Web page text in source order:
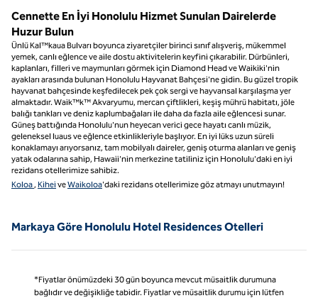
Cennette En İyi Honolulu Hizmet Sunulan Dairelerde
Huzur Bulun
Ünlü Kal™kaua Bulvarı boyunca ziyaretçiler birinci sınıf alışveriş, mükemmel
yemek, canlı eğlence ve aile dostu aktivitelerin keyfini çıkarabilir. Dürbünleri,
kaplanları, filleri ve maymunları görmek için Diamond Head ve Waikiki'nin
ayakları arasında bulunan Honolulu Hayvanat Bahçesi'ne gidin. Bu güzel tropik
hayvanat bahçesinde keşfedilecek pek çok sergi ve hayvansal karşılaşma yer
almaktadır. Waik™k™ Akvaryumu, mercan çiftlikleri, keşiş mührü habitatı, jöle
balığı tankları ve deniz kaplumbağaları ile daha da fazla aile eğlencesi sunar.
Güneş battığında Honolulu'nun heyecan verici gece hayatı canlı müzik,
geleneksel luaus ve eğlence etkinlikleriyle başlıyor. En iyi lüks uzun süreli
konaklamayı arıyorsanız, tam mobilyalı daireler, geniş oturma alanları ve geniş
yatak odalarına sahip, Hawaii'nin merkezine tatiliniz için Honolulu'daki en iyi
rezidans otellerimize sahibiz.
Koloa, KiheiveWaikoloa'daki rezidans otellerimize göz atmayı unutmayın!
Markaya Göre Honolulu Hotel Residences Otelleri
*Fiyatlar önümüzdeki 30 gün boyunca mevcut müsaitlik durumuna
bağlıdır ve değişikliğe tabidir. Fiyatlar ve müsaitlik durumu için lütfen